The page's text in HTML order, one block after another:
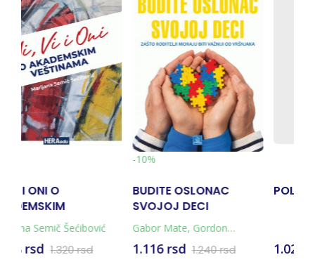
Gordon
1.240 rsd
POLNO PITANJE
1.029 rsd 1.765 rsd